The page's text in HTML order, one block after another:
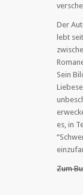
Der
lebt
Sein
es, in
Zum